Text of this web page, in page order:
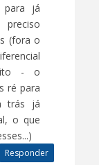
para já
(fora o
- o
ré para
trás já
o que
Responder